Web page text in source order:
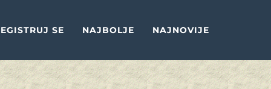
SE NAJBOLJE NAJNOVIJE